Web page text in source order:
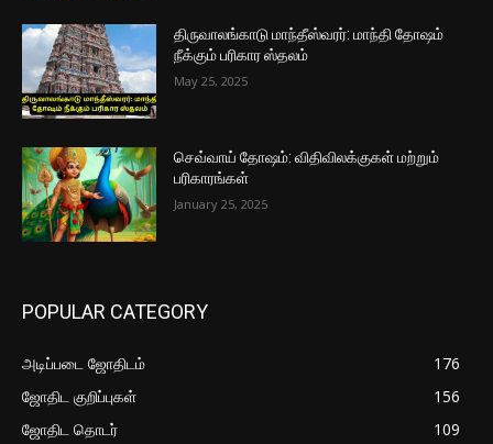
திருவாலங்காடு மாந்தீஸ்வரர்: மாந்தி தோஷம்
நீக்கும் பரிகார ஸ்தலம்
May 25, 2025
செவ்வாய் தோஷம்: விதிவிலக்குகள் மற்றும்
பரிகாரங்கள்
January 25, 2025
POPULAR CATEGORY
அடிப்படை ஜோதிடம்
176
ஜோதிட குறிப்புகள்
156
ஜோதிட தொடர்
109